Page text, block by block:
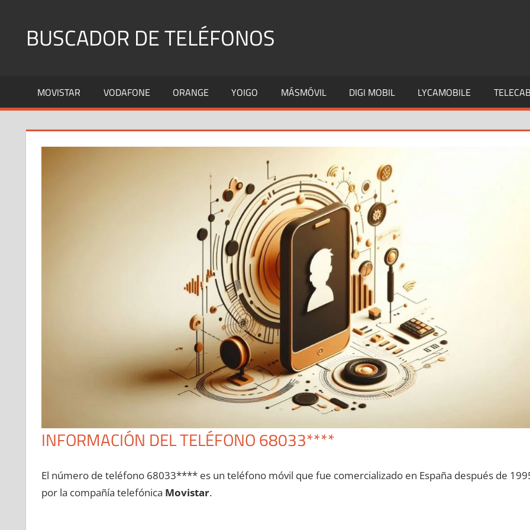
contenidoBUSCADOR DE TELÉFONOS
Fijos
y
MOVISTAR VODAFONE ORANGE YOIGO MÁSMÓVIL DIGI MOBIL LYCAMOBILE
INFORMACIÓN DEL TELÉFONO 68033****
El número dе teléfono 68033**** es un teléfono móvil quе fue comercializado en España después dе
pοr la compañía telefónica Movistar.